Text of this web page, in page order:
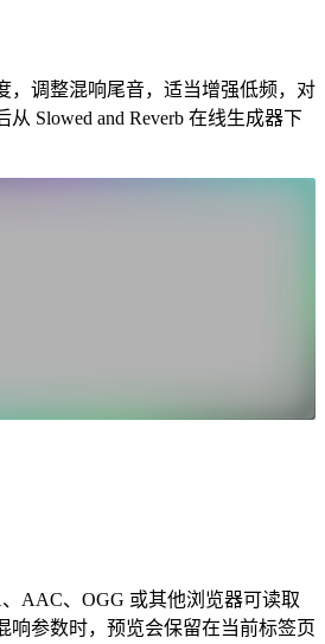
，调整混响尾音，适当增强低频，对
Slowed and Reverb 在线生成器下
AAC、OGG 或其他浏览器可读取
响参数时，预览会保留在当前标签页